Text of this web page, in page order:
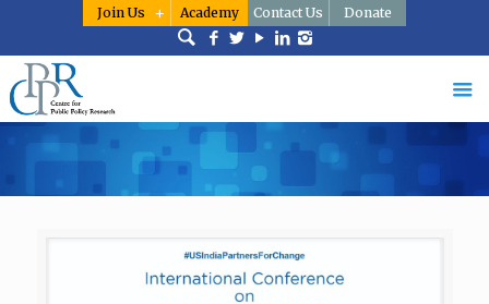
Join Us Academy Contact Us Donate